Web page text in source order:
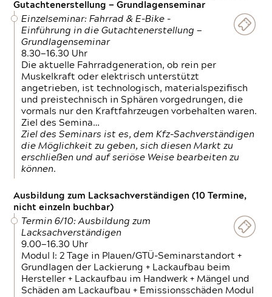
Gutachtenerstellung — Grundlagenseminar
Einzelseminar: Fahrrad & E-Bike -
Einführung in die Gutachtenerstellung —
Grundlagenseminar
8.30—16.30 Uhr
Die aktuelle Fahrradgeneration, ob rein per
Muskelkraft oder elektrisch unterstützt
angetrieben, ist technologisch, materialspezifisch
und preistechnisch in Sphären vorgedrungen, die
vormals nur den Kraftfahrzeugen vorbehalten waren.
Ziel des Semina…
Ziel des Seminars ist es, dem Kfz-Sachverständigen
die Möglichkeit zu geben, sich diesen Markt zu
erschließen und auf seriöse Weise bearbeiten zu
können.
Ausbildung zum Lacksachverständigen (10 Termine,
nicht einzeln buchbar)
Termin 6/10: Ausbildung zum
Lacksachverständigen
9.00—16.30 Uhr
Modul I: 2 Tage in Plauen/GTÜ-Seminarstandort +
Grundlagen der Lackierung + Lackaufbau beim
Hersteller + Lackaufbau im Handwerk + Mängel und
Schäden am Lackaufbau + Emissionsschäden Modul